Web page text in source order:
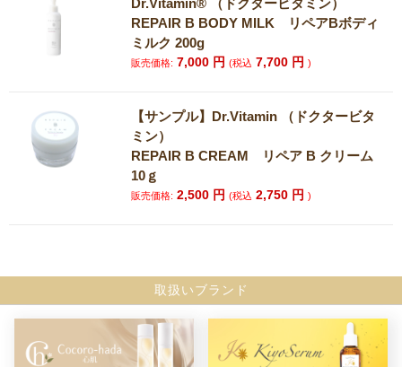
Dr.Vitamin®︎ （ドクタービタミン）
REPAIR B BODY MILK リペアBボディ
ミルク 200g
販売価格: 7,000 円(税込 7,700 円)
【サンプル】Dr.Vitamin （ドクタービタ
ミン）
REPAIR B CREAM リペア B クリーム
10ｇ
販売価格: 2,500 円(税込 2,750 円)
取扱いブランド